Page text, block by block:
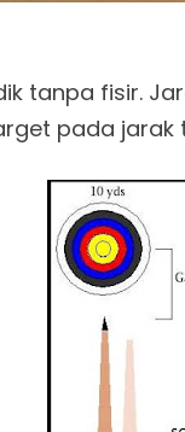
tanpa fisir.
pada jarak